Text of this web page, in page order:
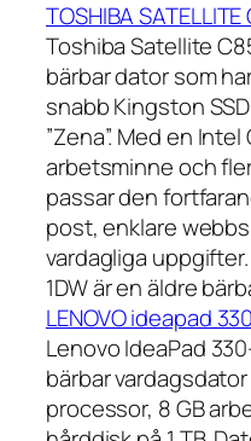
TOSHIBA
Toshiba Satellite
bärbar dator som
snabb Kingston
”Zena”. Med en
arbetsminne och
passar den
post, enklare
vardagliga
1DW är en äldre
LENOVO ideapad
Lenovo IdeaPad
bärbar
processor, 8 GB